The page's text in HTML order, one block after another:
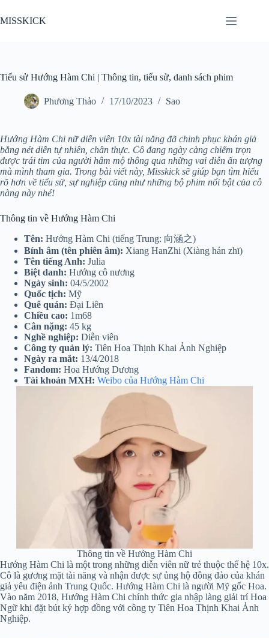
đến
phần
MISSKICK
Tiểu sử Hướng Hàm Chi | Thông tin, tiểu sử, danh sách phim
Phương Thảo 17/10/2023 Sao
Hướng Hàm Chi nữ diễn viên 10x tài năng đã chinh phục khán giả
bằng nét diễn tự nhiên, chân thực. Cô đang ngày càng chiếm trọn
được trái tim của người hâm mộ thông qua những vai diễn ấn tượng
mà mình tham gia. Trong bài viết này, Misskick sẽ giúp bạn tìm hiểu
rõ hơn về tiểu sử, sự nghiệp cũng như những bộ phim nổi bật của cô
nàng này nhé!
Thông tin về Hướng Hàm Chi
Tên: Hướng Hàm Chi (tiếng Trung: 向涵之)
Bính âm (tên phiên âm): Xiang HanZhi (Xiàng hán zhī)
Tên tiếng Anh: Julia
Biệt danh: Hướng cô nương
Ngày sinh: 04/5/2002
Quốc tịch: Mỹ
Quê quán: Đại Liên
Chiều cao: 1m68
Cân nặng: 45 kg
Nghề nghiệp: Diễn viên
Công ty quản lý: Tiên Hoa Thịnh Khai Ảnh Nghiệp
Ngày ra mắt: 13/4/2018
Fandom: Hoa Hướng Dương
Tài khoản MXH: Weibo của Hướng Hàm Chi
Thông tin về Hướng Hàm Chi
Hướng Hàm Chi là một trong những diễn viên nữ trẻ thuộc thế hệ 10x.
Cô là gương mặt tài năng và nhận được sự ủng hộ đông đảo của khán
giả yêu điện ảnh Trung Quốc. Hướng Hàm Chi là người Mỹ gốc Hoa.
Vào năm 2018, Hướng Hàm Chi chính thức gia nhập làng giải trí Hoa
Ngữ khi đặt bút ký hợp đồng với công ty Tiên Hoa Thịnh Khai Ảnh
Nghiệp.